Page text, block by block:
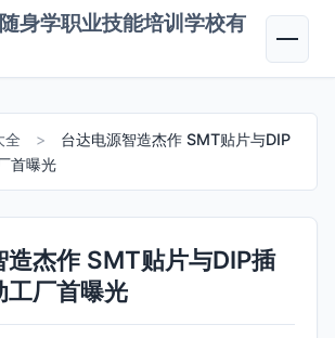
身学职业技能培训学校有
全 >
台达电源智造杰作 SMT贴片与DIP
首曝光
造杰作 SMT贴片与DIP插
工厂首曝光